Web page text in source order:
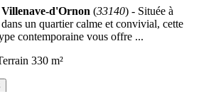
d'Ornon (33140) - Située à
un quartier calme et convivial, cette
contemporaine vous offre ...
330 m²